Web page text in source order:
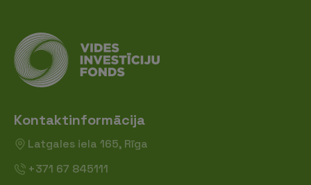
Kontaktinformācija
Latgales iela 165, Rīga
+371 67 845111